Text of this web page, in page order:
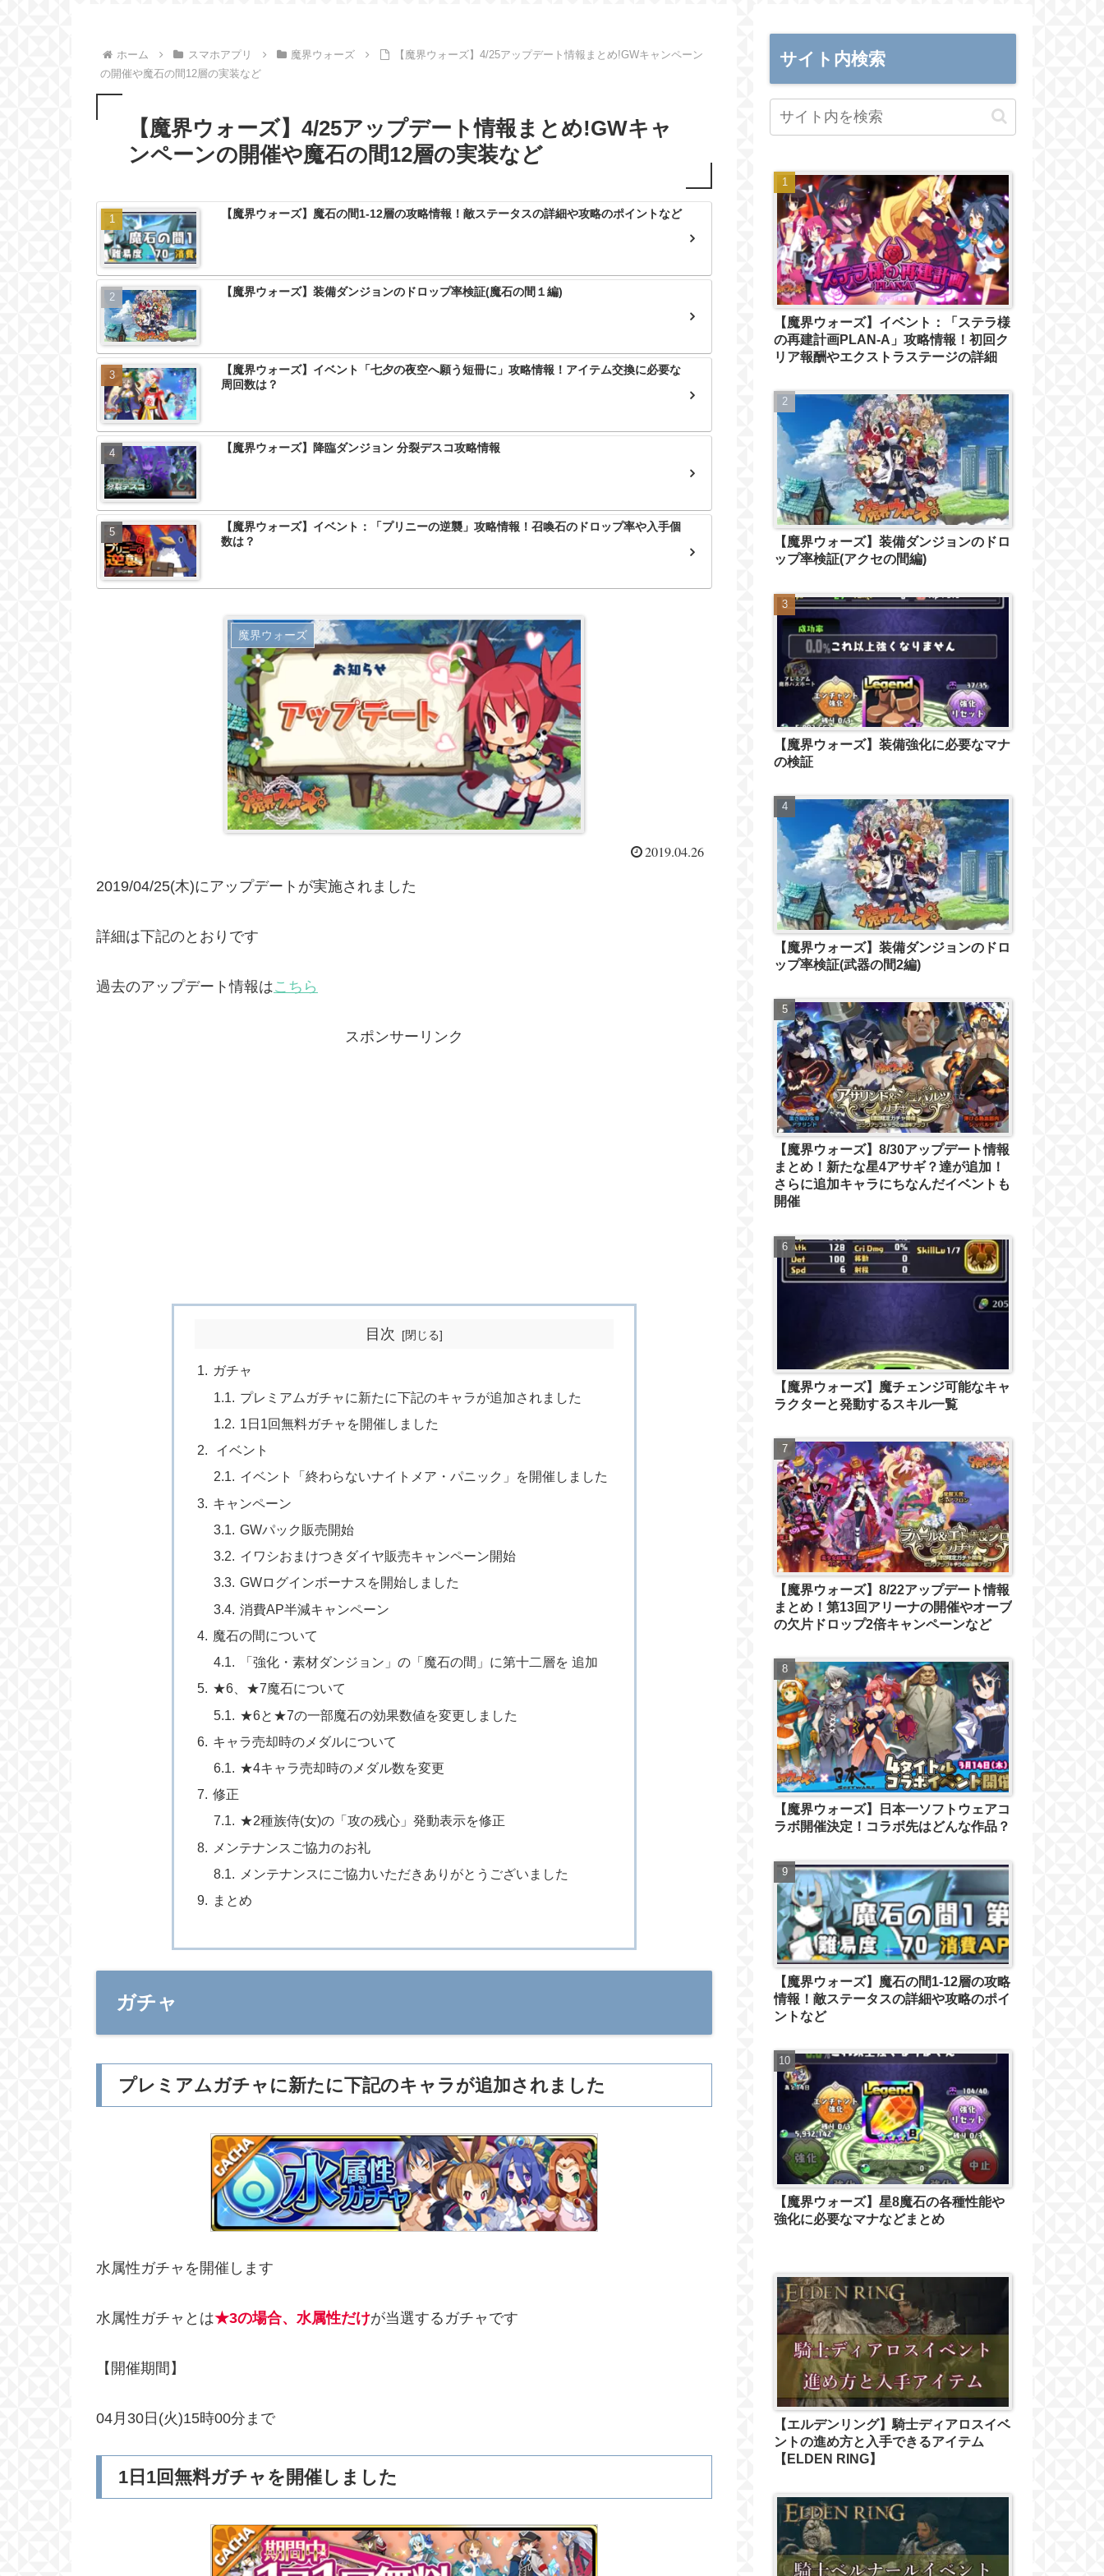
ホーム スマホアプリ 魔界ウォーズ
【魔界ウォーズ】4/25アップデート情報まとめ!GWキャンペーン
の開催や魔石の間12層の実装など
【魔界ウォーズ】4/25アップデート情報まとめ!GWキャ
ンペーンの開催や魔石の間12層の実装など
【魔界ウォーズ】魔石の間1-12層の攻略情報！敵ステータスの詳細や攻略のポイントなど
【魔界ウォーズ】装備ダンジョンのドロップ率検証(魔石の間１編)
【魔界ウォーズ】イベント「七夕の夜空へ願う短冊に」攻略情報！アイテム交換に必要な
周回数は？
【魔界ウォーズ】降臨ダンジョン 分裂デスコ攻略情報
【魔界ウォーズ】イベント：「プリニーの逆襲」攻略情報！召喚石のドロップ率や入手個
数は？
魔界ウォーズ
2019.04.26
2019/04/25(木)にアップデートが実施されました
詳細は下記のとおりです
過去のアップデート情報はこちら
スポンサーリンク
目次
ガチャ
プレミアムガチャに新たに下記のキャラが追加されました
1日1回無料ガチャを開催しました
イベント
イベント「終わらないナイトメア・パニック」を開催しました
キャンペーン
GWパック販売開始
イワシおまけつきダイヤ販売キャンペーン開始
GWログインボーナスを開始しました
消費AP半減キャンペーン
魔石の間について
「強化・素材ダンジョン」の「魔石の間」に第十二層を 追加
★6、★7魔石について
★6と★7の一部魔石の効果数値を変更しました
キャラ売却時のメダルについて
★4キャラ売却時のメダル数を変更
修正
★2種族侍(女)の「攻の残心」発動表示を修正
メンテナンスご協力のお礼
メンテナンスにご協力いただきありがとうございました
まとめ
ガチャ
プレミアムガチャに新たに下記のキャラが追加されました
水属性ガチャを開催します
水属性ガチャとは★3の場合、水属性だけが当選するガチャです
【開催期間】
04月30日(火)15時00分まで
1日1回無料ガチャを開催しました
サイト内検索
【魔界ウォーズ】イベント：「ステラ様
の再建計画PLAN-A」攻略情報！初回ク
リア報酬やエクストラステージの詳細
【魔界ウォーズ】装備ダンジョンのドロ
ップ率検証(アクセの間編)
【魔界ウォーズ】装備強化に必要なマナ
の検証
【魔界ウォーズ】装備ダンジョンのドロ
ップ率検証(武器の間2編)
【魔界ウォーズ】8/30アップデート情報
まとめ！新たな星4アサギ？達が追加！
さらに追加キャラにちなんだイベントも
開催
【魔界ウォーズ】魔チェンジ可能なキャ
ラクターと発動するスキル一覧
【魔界ウォーズ】8/22アップデート情報
まとめ！第13回アリーナの開催やオーブ
の欠片ドロップ2倍キャンペーンなど
【魔界ウォーズ】日本一ソフトウェアコ
ラボ開催決定！コラボ先はどんな作品？
【魔界ウォーズ】魔石の間1-12層の攻略
情報！敵ステータスの詳細や攻略のポイ
ントなど
【魔界ウォーズ】星8魔石の各種性能や
強化に必要なマナなどまとめ
【エルデンリング】騎士ディアロスイベ
ントの進め方と入手できるアイテム
【ELDEN RING】